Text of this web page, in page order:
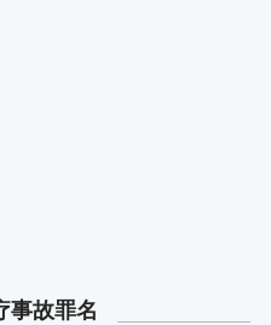
事故罪名